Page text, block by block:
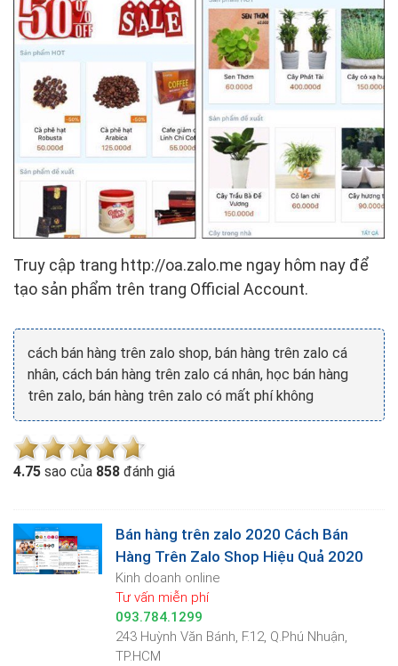
Truy cập trang http://oa.zalo.me ngay hôm nay để
tạo sản phẩm trên trang Official Account.
cách bán hàng trên zalo shop, bán hàng trên zalo cá
nhân, cách bán hàng trên zalo cá nhân, học bán hàng
trên zalo, bán hàng trên zalo có mất phí không
4.75 sao của 858 đánh giá
Bán hàng trên zalo 2020 Cách Bán
Hàng Trên Zalo Shop Hiệu Quả 2020
Kinh doanh online
Tư vấn miễn phí
093.784.1299
243 Huỳnh Văn Bánh, F.12, Q.Phú Nhuận,
TP.HCM